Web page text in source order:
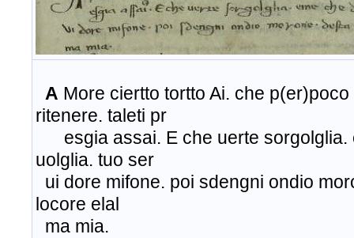
A More ciertto tortto Ai. che
ritenere. taleti pr
esgia assai. E che uerte sorgolglia.
uolglia. tuo ser
ui dore mifone. poi sdengni ondio
locore elal
ma mia.